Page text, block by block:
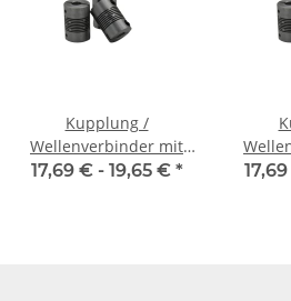
Kupplung /
Wellenverbinder mit
Klemmnaben WSV-K 16
17,69 € - 19,65 € *